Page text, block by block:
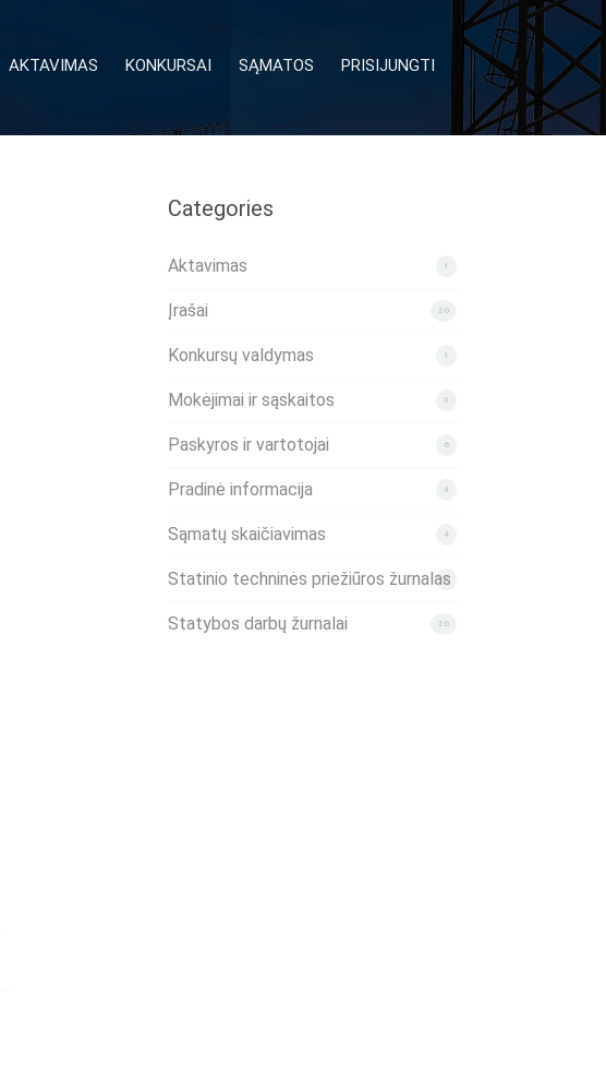
AKTAVIMAS KONKURSAI SĄMATOS PRISIJUNGTI
Categories
1
Aktavimas
20
Įrašai
1
Konkursų valdymas
3
Mokėjimai ir sąskaitos
6
Paskyros ir vartotojai
4
Pradinė informacija
4
Sąmatų skaičiavimas
2
Statinio techninės priežiūros žurnalas
20
Statybos darbų žurnalai